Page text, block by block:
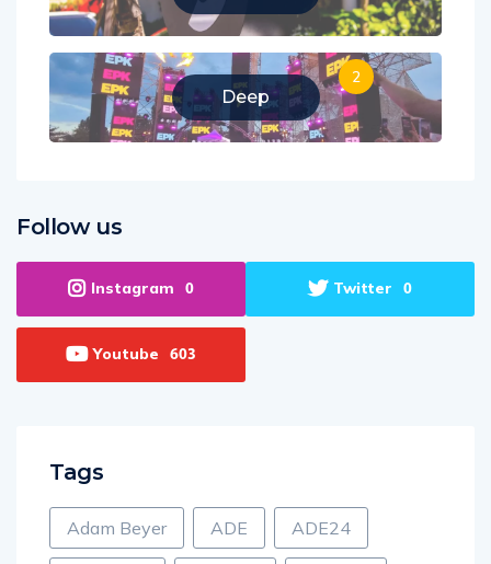
Deep
2
Follow us
Instagram 0 Twitter 0
Youtube 603
Tags
Adam Beyer ADE ADE24